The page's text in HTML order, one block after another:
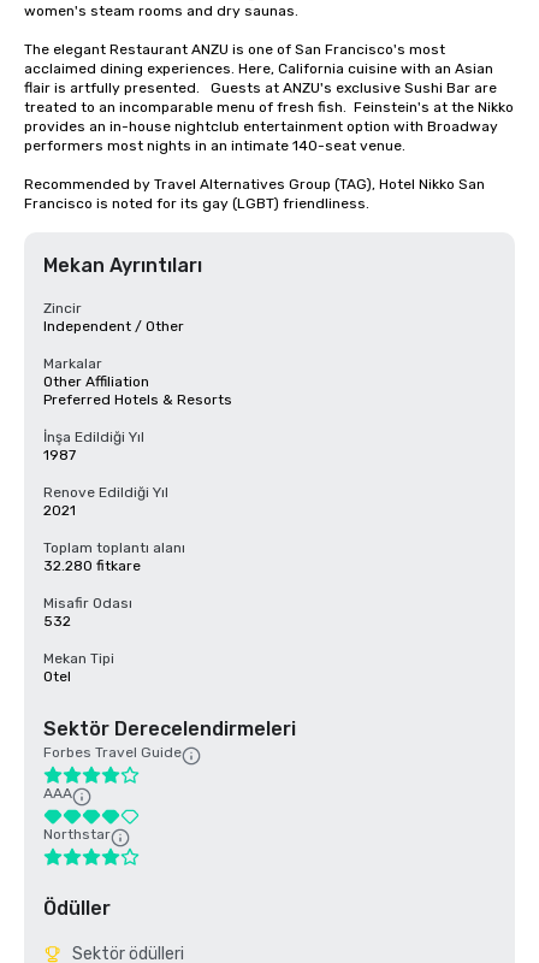
women's steam rooms and dry saunas.
The elegant Restaurant ANZU is one of San Francisco's most
acclaimed dining experiences. Here, California cuisine with an Asian
flair is artfully presented.   Guests at ANZU's exclusive Sushi Bar are
treated to an incomparable menu of fresh fish.  Feinstein's at the Nikko
provides an in-house nightclub entertainment option with Broadway
performers most nights in an intimate 140-seat venue.
Recommended by Travel Alternatives Group (TAG), Hotel Nikko San
Francisco is noted for its gay (LGBT) friendliness.
Mekan Ayrıntıları
Zincir
Independent / Other
Markalar
Other Affiliation
Preferred Hotels & Resorts
İnşa Edildiği Yıl
1987
Renove Edildiği Yıl
2021
Toplam toplantı alanı
32.280 fitkare
Misafir Odası
532
Mekan Tipi
Otel
Sektör Derecelendirmeleri
Forbes Travel Guide
AAA
Northstar
Ödüller
Sektör ödülleri